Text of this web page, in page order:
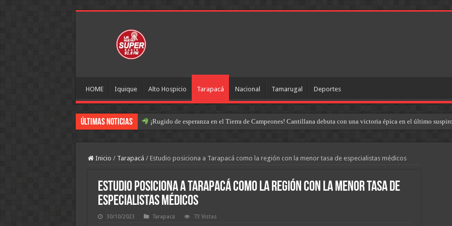
HOME Iquique Alto Hospicio Tarapacá Nacional Tamarugal Deportes
Últimas Noticias ¡Rugido de esperanza en el Tierra de Campeones! Cantillana debuta con una victoria épica en el último
Inicio / Tarapacá / Estudio posiciona a Tarapacá como la región con la menor tasa de especialistas médicos
Estudio posiciona a Tarapacá como la región con la menor tasa de
especialistas médicos
30/10/2023 Tarapacá 73 Vistas